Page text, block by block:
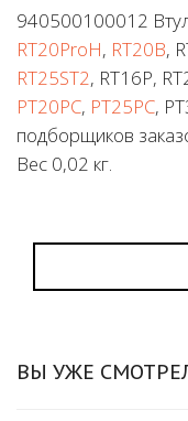
940500100012
RT20ProH, RT20B,
RT25ST2, RT16P,
PT20PC, PT25PC,
подборщиков
Вес 0,02 кг.
ВЫ УЖЕ